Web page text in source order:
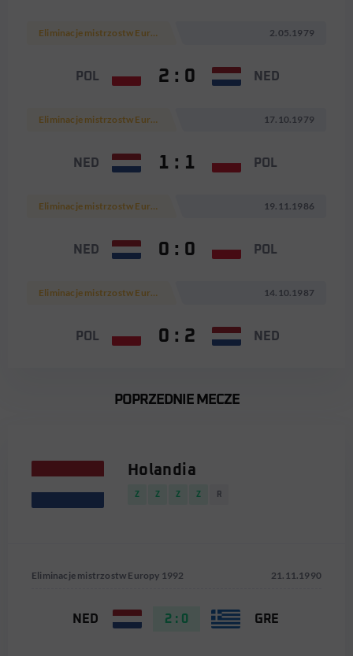
Eliminacje mistrzostw Europy 1980 2.05.1979
POL 2 : 0 NED
Eliminacje mistrzostw Europy 1980 17.10.1979
NED 1 : 1 POL
Eliminacje mistrzostw Europy 1988 19.11.1986
NED 0 : 0 POL
Eliminacje mistrzostw Europy 1988 14.10.1987
POL 0 : 2 NED
POPRZEDNIE MECZE
Holandia
Z Z Z Z R
Eliminacje mistrzostw Europy 1992 21.11.1990
NED 2 : 0 GRE